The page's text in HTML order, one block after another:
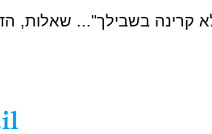
בשבילך"... שאלות, הדרכה ויעוץ בתשלום